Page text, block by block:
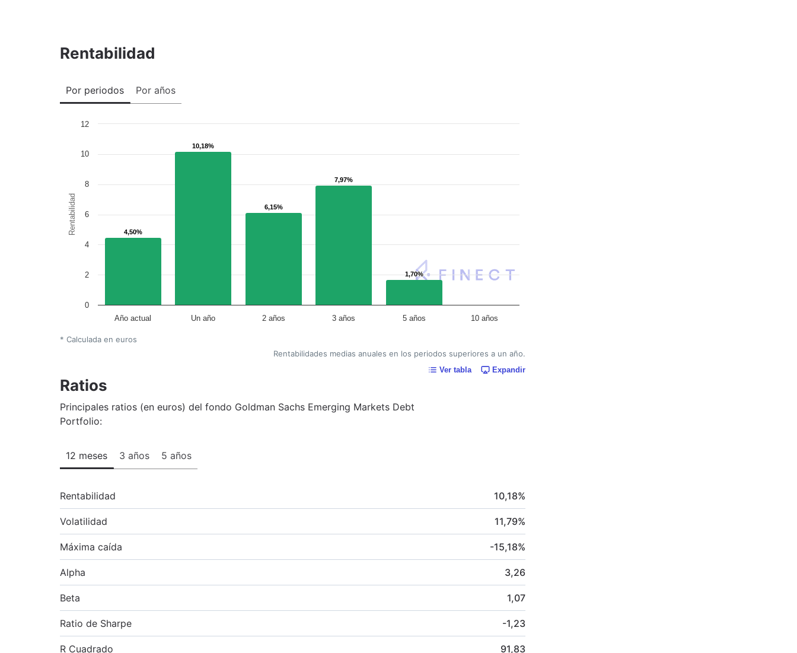
Rentabilidad
Por periodos Por años
Rentabilidad 4,50%
4,50%
10,18%
10,18%
6,15%
6,15%
7,97%
7,97%
1,70%
1,70%
Año actual Un año 2 años 3 años 5 años 10 años
0
2
4
6
8
10
12
* Calculada en euros
Rentabilidades medias anuales en los periodos superiores a un año.
Ver tabla Expandir
Ratios
Principales ratios (en euros) del fondo Goldman Sachs Emerging Markets Debt
Portfolio:
12 meses 3 años 5 años
Rentabilidad 10,18%
Volatilidad 11,79%
Máxima caída -15,18%
Alpha 3,26
Beta 1,07
Ratio de Sharpe -1,23
R Cuadrado 91,83